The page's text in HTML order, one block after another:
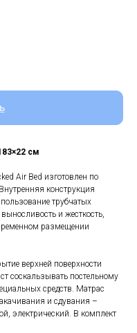
см
Air Bed изготовлен по
конструкция
трубчатых
и жесткость,
размещении
верхней поверхности
соскальзывать постельному
средств. Матрас
и сдувания –
электрический. В комплект